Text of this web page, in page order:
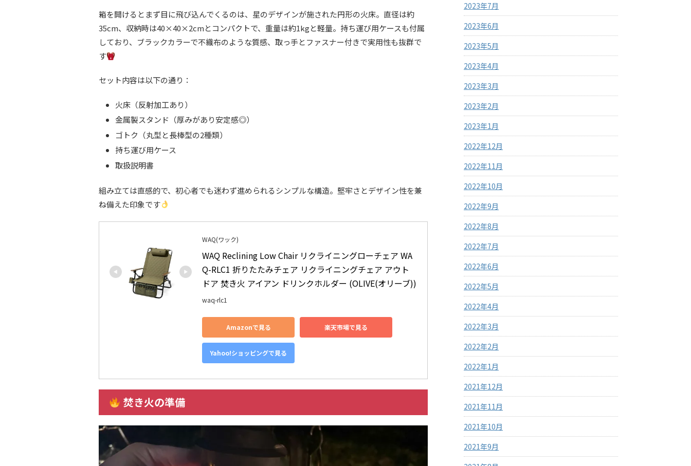
箱を開けるとまず目に飛び込んでくるのは、星のデザインが施された円形の火床。直径は約
35cm、収納時は40×40×2cmとコンパクトで、重量は約1kgと軽量。持ち運び用ケースも付属
しており、ブラックカラーで不織布のような質感、取っ手とファスナー付きで実用性も抜群で
す
セット内容は以下の通り：
火床（反射加工あり）
金属製スタンド（厚みがあり安定感◎）
ゴトク（丸型と長棒型の2種類）
持ち運び用ケース
取扱説明書
組み立ては直感的で、初心者でも迷わず進められるシンプルな構造。堅牢さとデザイン性を兼
ね備えた印象です
WAQ(ワック)
WAQ Reclining Low Chair リクライニングローチェア WA
Q-RLC1 折りたたみチェア リクライニングチェア アウト
ドア 焚き火 アイアン ドリンクホルダー (OLIVE(オリーブ))
waq-rlc1
Amazonで見る 楽天市場で見る
Yahoo!ショッピングで見る
焚き火の準備
2023年7月
2023年6月
2023年5月
2023年4月
2023年3月
2023年2月
2023年1月
2022年12月
2022年11月
2022年10月
2022年9月
2022年8月
2022年7月
2022年6月
2022年5月
2022年4月
2022年3月
2022年2月
2022年1月
2021年12月
2021年11月
2021年10月
2021年9月